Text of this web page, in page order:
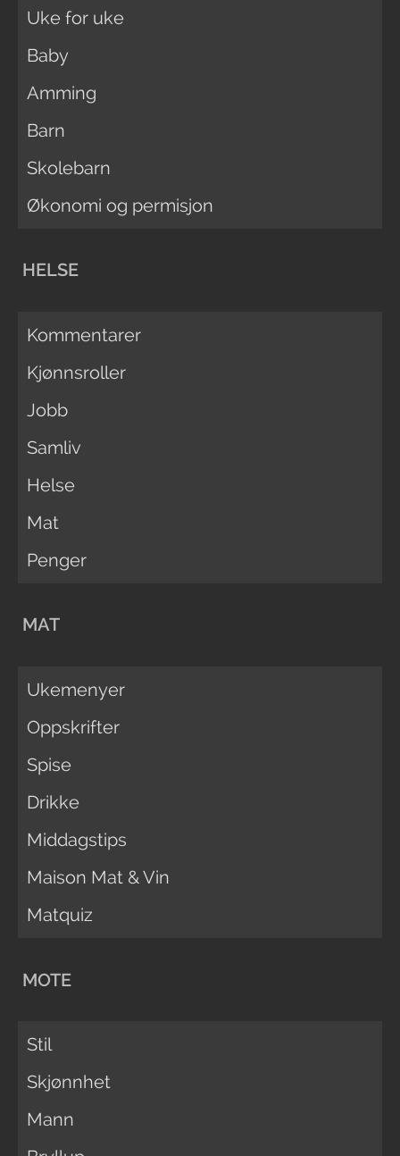
Uke for uke
Baby
Amming
Barn
Skolebarn
Økonomi og permisjon
HELSE
Kommentarer
Kjønnsroller
Jobb
Samliv
Helse
Mat
Penger
MAT
Ukemenyer
Oppskrifter
Spise
Drikke
Middagstips
Maison Mat & Vin
Matquiz
MOTE
Stil
Skjønnhet
Mann